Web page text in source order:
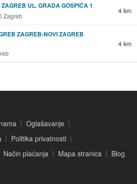
UL. GRADA GOSPIĆA 1
Zagreb
4 km
ZAGREB-NOVI ZAGREB
4 km
Oglašavanje
Politika privatnosti
Način plaćanja Mapa stranica Blog